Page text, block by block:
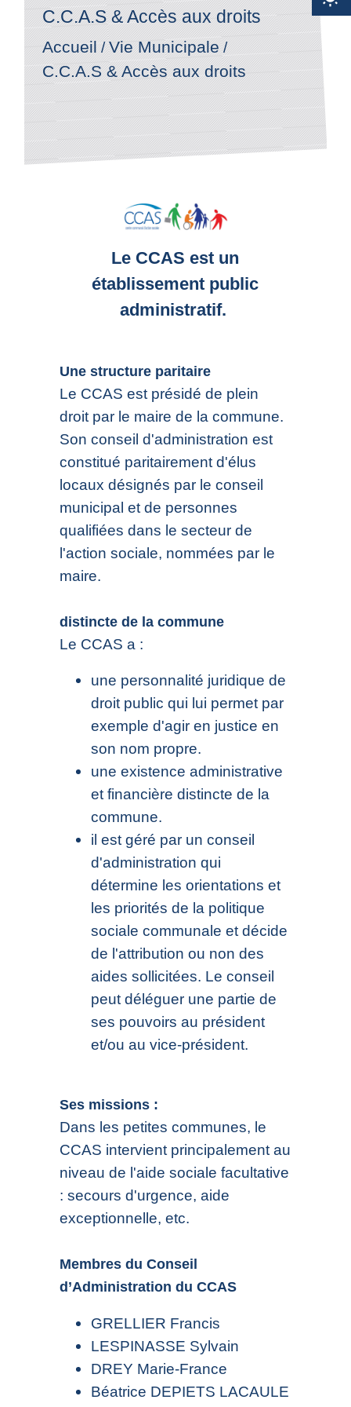
C.C.A.S & Accès aux droits
Accueil /Vie Municipale /
C.C.A.S & Accès aux droits
Le CCAS est un
établissement public
administratif.
Une structure paritaire
Le CCAS est présidé de plein
droit par le maire de la commune.
Son conseil d'administration est
constitué paritairement d'élus
locaux désignés par le conseil
municipal et de personnes
qualifiées dans le secteur de
l'action sociale, nommées par le
maire.
distincte de la commune
Le CCAS a :
une personnalité juridique de
droit public qui lui permet par
exemple d'agir en justice en
son nom propre.
une existence administrative
et financière distincte de la
commune.
il est géré par un conseil
d'administration qui
détermine les orientations et
les priorités de la politique
sociale communale et décide
de l'attribution ou non des
aides sollicitées. Le conseil
peut déléguer une partie de
ses pouvoirs au président
et/ou au vice-président.
Ses missions :
Dans les petites communes, le
CCAS intervient principalement au
niveau de l'aide sociale facultative
: secours d'urgence, aide
exceptionnelle, etc.
Membres du Conseil
d’Administration du CCAS
GRELLIER Francis
LESPINASSE Sylvain
DREY Marie-France
Béatrice DEPIETS LACAULE